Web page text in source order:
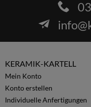
KERAMIK-KARTELL
Mein Konto
Konto erstellen
Individuelle Anfertigungen